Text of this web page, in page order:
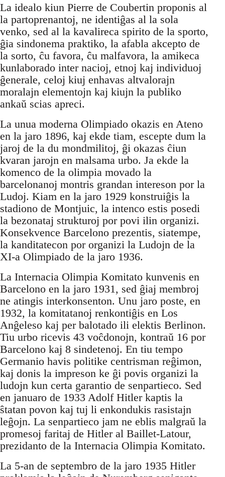
La idealo kiun Pierre de Coubertin proponis al
la partoprenantoj, ne identiĝas al la sola
venko, sed al la kavalireca spirito de la sporto,
ĝia sindonema praktiko, la afabla akcepto de
la sorto, ĉu favora, ĉu malfavora, la amikeca
kunlaborado inter nacioj, etnoj kaj individuoj
ĝenerale, celoj kiuj enhavas altvalorajn
moralajn elementojn kaj kiujn la publiko
ankaŭ scias apreci.
La unua moderna Olimpiado okazis en Ateno
en la jaro 1896, kaj ekde tiam, escepte dum la
jaroj de la du mondmilitoj, ĝi okazas ĉiun
kvaran jarojn en malsama urbo. Ja ekde la
komenco de la olimpia movado la
barcelonanoj montris grandan intereson por la
Ludoj. Kiam en la jaro 1929 konstruiĝis la
stadiono de Montjuic, la intenco estis posedi
la bezonataj strukturoj por povi ilin organizi.
Konsekvence Barcelono prezentis, siatempe,
la kanditatecon por organizi la Ludojn de la
XI-a Olimpiado de la jaro 1936.
La Internacia Olimpia Komitato kunvenis en
Barcelono en la jaro 1931, sed ĝiaj membroj
ne atingis interkonsenton. Unu jaro poste, en
1932, la komitatanoj renkontiĝis en Los
Anĝeleso kaj per balotado ili elektis Berlinon.
Tiu urbo ricevis 43 voĉdonojn, kontraŭ 16 por
Barcelono kaj 8 sindetenoj. En tiu tempo
Germanio havis politike centrisman reĝimon,
kaj donis la impreson ke ĝi povis organizi la
ludojn kun certa garantio de senpartieco. Sed
en januaro de 1933 Adolf Hitler kaptis la
ŝtatan povon kaj tuj li enkondukis rasistajn
leĝojn. La senpartieco jam ne eblis malgraŭ la
promesoj faritaj de Hitler al Baillet-Latour,
prezidanto de la Internacia Olimpia Komitato.
La 5-an de septembro de la jaro 1935 Hitler